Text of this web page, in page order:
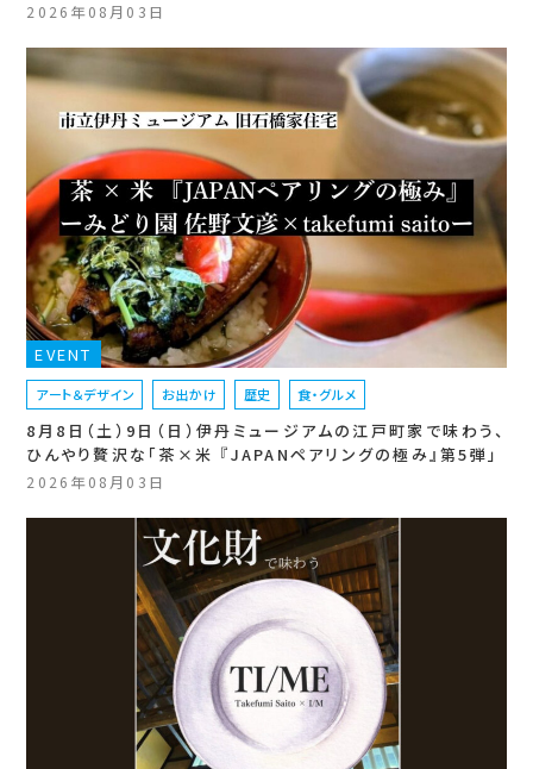
2026年08月03日
EVENT
アート＆デザイン お出かけ 歴史 食・グルメ
8月8日（土）9日（日）伊丹ミュージアムの江戸町家で味わう、
ひんやり贅沢な「茶×米 『JAPANペアリングの極み』第5弾」
2026年08月03日